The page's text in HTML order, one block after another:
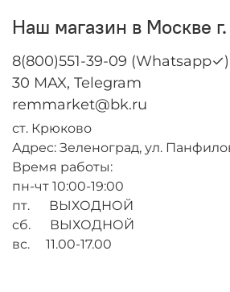
Наш магазин в Москве
8(800)551-39-09
30 MAX, Telegram
remmarket@bk.ru
ст. Крюково
Адрес: Зеленоград, ул.
Время работы:
пн-чт 10:00-19:00
пт. ВЫХОДНОЙ
сб. ВЫХОДНОЙ
вс. 11.00-17.00